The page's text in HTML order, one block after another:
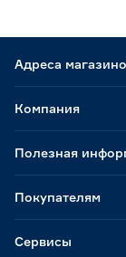
Адреса
Компания
Полезная
Покупателям
Сервисы